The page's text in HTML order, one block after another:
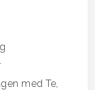
med Te,